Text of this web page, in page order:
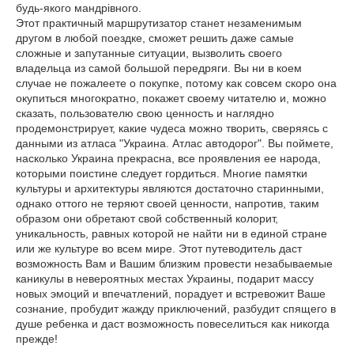
будь-якого мандрівного.
Этот практичный маршрутизатор станет незаменимым
другом в любой поездке, сможет решить даже самые
сложные и запутанные ситуации, вызволить своего
владельца из самой большой передряги. Вы ни в коем
случае не пожалеете о покупке, потому как совсем скоро она
окупиться многократно, покажет своему читателю и, можно
сказать, пользователю свою ценность и наглядно
продемонстрирует, какие чудеса можно творить, сверяясь с
данными из атласа "Украина. Атлас автодорог". Вы поймете,
насколько Украина прекрасна, все проявления ее народа,
которыми поистине следует гордиться. Многие памятки
культуры и архитектуры являются достаточно старинными,
однако оттого не теряют своей ценности, напротив, таким
образом они обретают свой собственный колорит,
уникальность, равных которой не найти ни в единой стране
или же культуре во всем мире. Этот путеводитель даст
возможность Вам и Вашим близким провести незабываемые
каникулы в невероятных местах Украины, подарит массу
новых эмоций и впечатлений, порадует и встревожит Ваше
сознание, пробудит жажду приключений, разбудит спящего в
душе ребенка и даст возможность повеселиться как никогда
прежде!